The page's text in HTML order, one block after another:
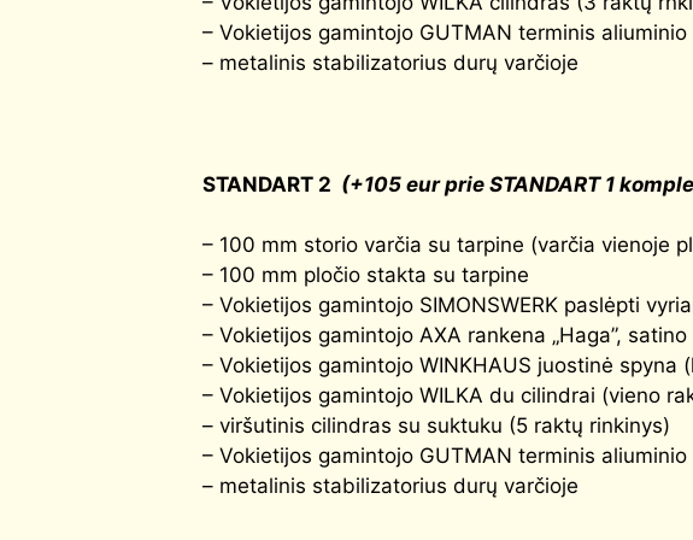
– Vokietijos gamintojo GUTMAN terminis
– metalinis stabilizatorius durų varčioje
STANDART 2 (+105 eur prie STANDART 1
– 100 mm storio varčia su tarpine (varčia vienoje
– 100 mm pločio stakta su tarpine
– Vokietijos gamintojo SIMONSWERK paslėpti
– Vokietijos gamintojo AXA rankena „Haga”,
– Vokietijos gamintojo WINKHAUS juostinė spyna
– Vokietijos gamintojo WILKA du cilindrai (vieno
– viršutinis cilindras su suktuku (5 raktų rinkinys)
– Vokietijos gamintojo GUTMAN terminis
– metalinis stabilizatorius durų varčioje